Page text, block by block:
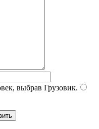
выбрав Грузовик.